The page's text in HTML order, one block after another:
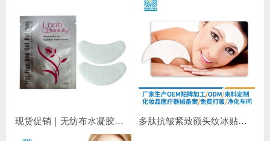
现货促销｜无纺布水凝胶睫毛眼贴 嫁接睫毛专用 补水保湿不干扰操作 多肽抗皱紧致额头纹冰贴｜淡化抬头纹紧致显年轻